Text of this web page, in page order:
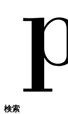
検索